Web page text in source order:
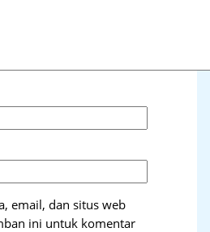
email, dan situs web
ini untuk komentar